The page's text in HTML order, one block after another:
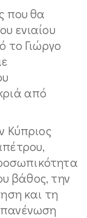
που θα
ενιαίου
το Γιώργο
από
Κύπριος
βάθος, την
και τη